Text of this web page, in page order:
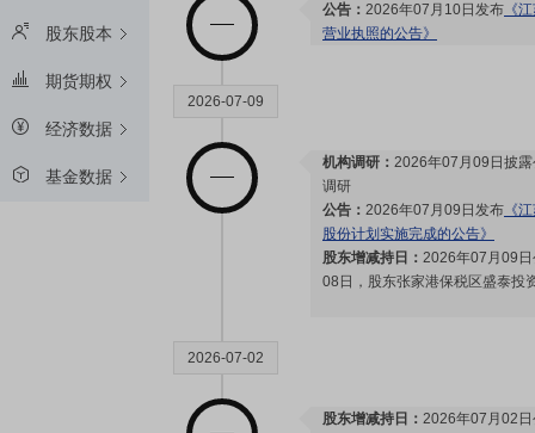
股东股本
期货期权
经济数据
基金数据
公告： 2026年07月10日发布 《
营业执照的公告》
2026-07-09
机构调研： 2026年07月09日披
调研
公告： 2026年07月09日发布 《
股份计划实施完成的公告》
股东增减持日： 2026年07月09
08日，股东张家港保税区盛泰投
2026-07-02
股东增减持日： 2026年07月02